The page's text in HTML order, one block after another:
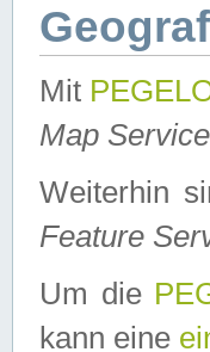
Mit
Map
Weiterhin
Feature
Um die
kann eine